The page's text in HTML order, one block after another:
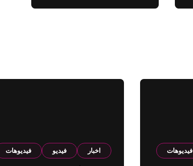
فيديوهات اخبار فيديو فيديوهات